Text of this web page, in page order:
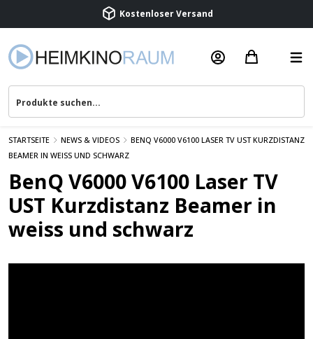
Beratung & Service
STARTSEITE NEWS & VIDEOS
BENQ V6000 V6100 LASER TV UST KURZDISTANZ
BEAMER IN WEISS UND SCHWARZ
BenQ V6000 V6100 Laser TV
UST Kurzdistanz Beamer in
weiss und schwarz